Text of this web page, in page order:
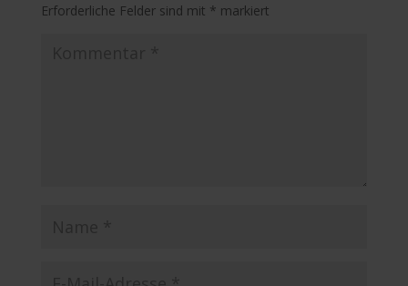
Erforderliche Felder sind mit * markiert